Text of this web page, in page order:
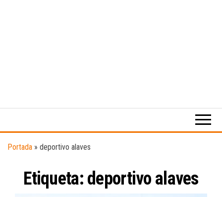
digital
música.
Portada » deportivo alaves
Etiqueta: deportivo alaves